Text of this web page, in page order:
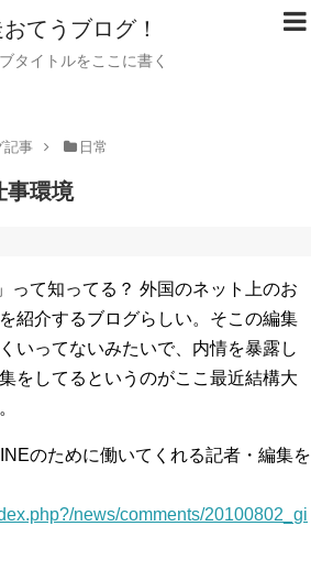
てうブログ！
タイトルをここに書く
記事 日常
事環境
って知ってる？ 外国のネット上のお
紹介するブログらしい。そこの編集
いってないみたいで、内情を暴露し
をしてるというのがここ最近結構大
のために働いてくれる記者・編集を
news/comments/20100802_gi